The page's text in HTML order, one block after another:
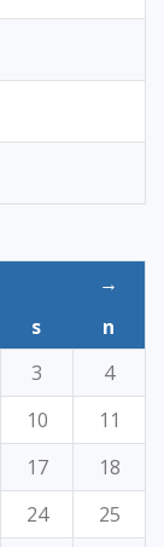
→
s
n
3
4
10
11
17
18
24
25